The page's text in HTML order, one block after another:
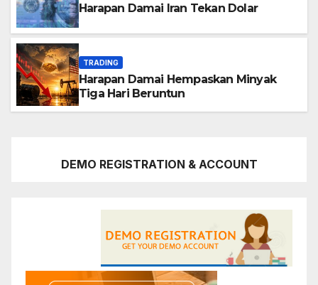
Harapan Damai Iran Tekan Dolar
TRADING
Harapan Damai Hempaskan Minyak
Tiga Hari Beruntun
DEMO REGISTRATION & ACCOUNT